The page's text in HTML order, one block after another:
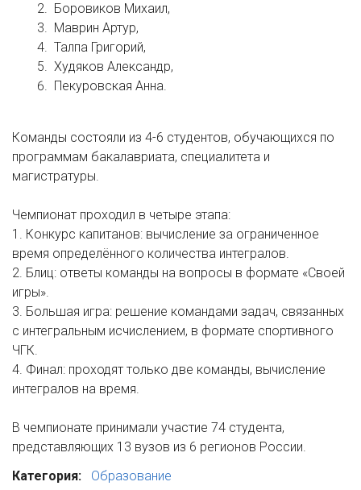
Боровиков Михаил,
Маврин Артур,
Талпа Григорий,
Худяков Александр,
Пекуровская Анна.
Команды состояли из 4-6 студентов, обучающихся по
программам бакалавриата, специалитета и
магистратуры.
Чемпионат проходил в четыре этапа:
1. Конкурс капитанов: вычисление за ограниченное
время определённого количества интегралов.
2. Блиц: ответы команды на вопросы в формате «Своей
игры».
3. Большая игра: решение командами задач, связанных
с интегральным исчислением, в формате спортивного
ЧГК.
4. Финал: проходят только две команды, вычисление
интегралов на время.
В чемпионате принимали участие 74 студента,
представляющих 13 вузов из 6 регионов России.
Категория:
Образование